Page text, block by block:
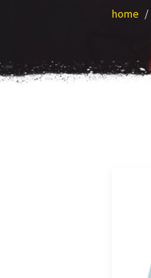
home